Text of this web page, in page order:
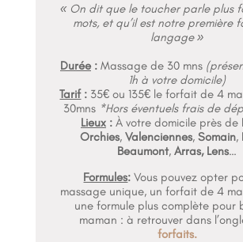
« On dit que le toucher parle plus
mots, et qu’il est notre première
langage »
Durée: Massage de 30 mns
1h à votre domicile)
Tarif: 35€ ou 135€ le forfait de 4
30mns *Hors éventuels frais de
Lieux:À votre domicile près de
Orchies, Valenciennes, Somain,
Beaumont,Arras, Lens…
Formules: Vous pouvez opter
massage unique, un forfait de 4
une formule plus complète pour
maman : à retrouver dans
forfaits.